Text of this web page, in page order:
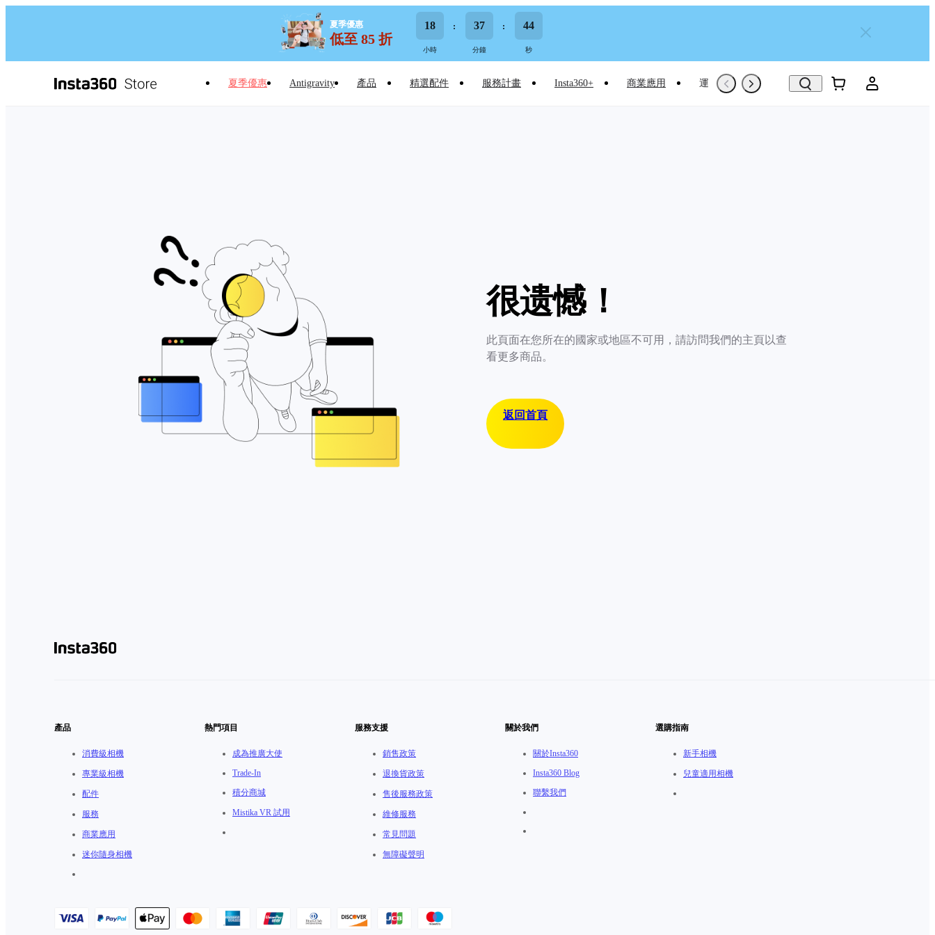
夏季優惠
低至 85 折
18
小時
37
分鐘
43
秒
夏季優惠 Antigravity 產品 精選配件 服務計畫 Insta360+ 商業應用 運動專屬推薦 Trade-In 翻新機
很遗憾！
此頁面在您所在的國家或地區不可用，請訪問我們的主頁以查
看更多商品。
返回首頁
產品
消費級相機
專業級相機
配件
服務
商業應用
迷你隨身相機
熱門項目
成為推廣大使
Trade-In
積分商城
Mistika VR 試用
服務支援
銷售政策
退換貨政策
售後服務政策
維修服務
常見問題
無障礙聲明
關於我們
關於Insta360
Insta360 Blog
聯繫我們
選購指南
新手相機
兒童適用相機